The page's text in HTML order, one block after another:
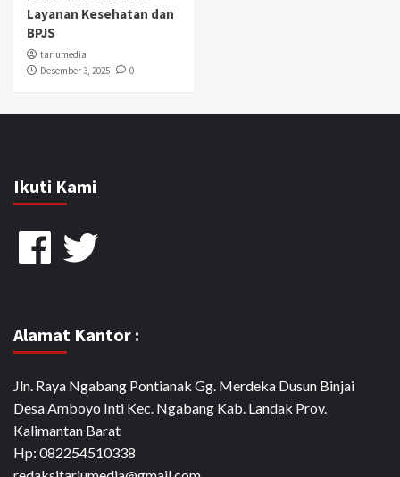
Layanan Kesehatan dan
BPJS
tariumedia
Desember 3, 2025
0
Ikuti Kami
FacebookTwitter
Alamat Kantor :
Jln. Raya Ngabang Pontianak Gg. Merdeka Dusun Binjai
Desa Amboyo Inti Kec. Ngabang Kab. Landak Prov.
Kalimantan Barat
Hp: 082254510338